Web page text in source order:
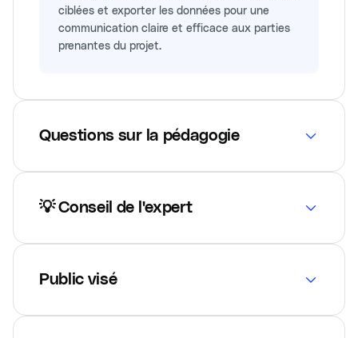
ciblées et exporter les données pour une
communication claire et efficace aux parties
prenantes du projet.
Questions sur la pédagogie
💡 Conseil de l'expert
Public visé